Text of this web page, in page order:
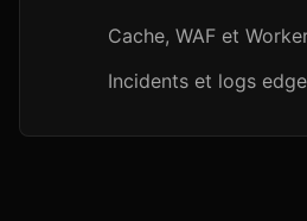
Cache, WAF et
Incidents et logs